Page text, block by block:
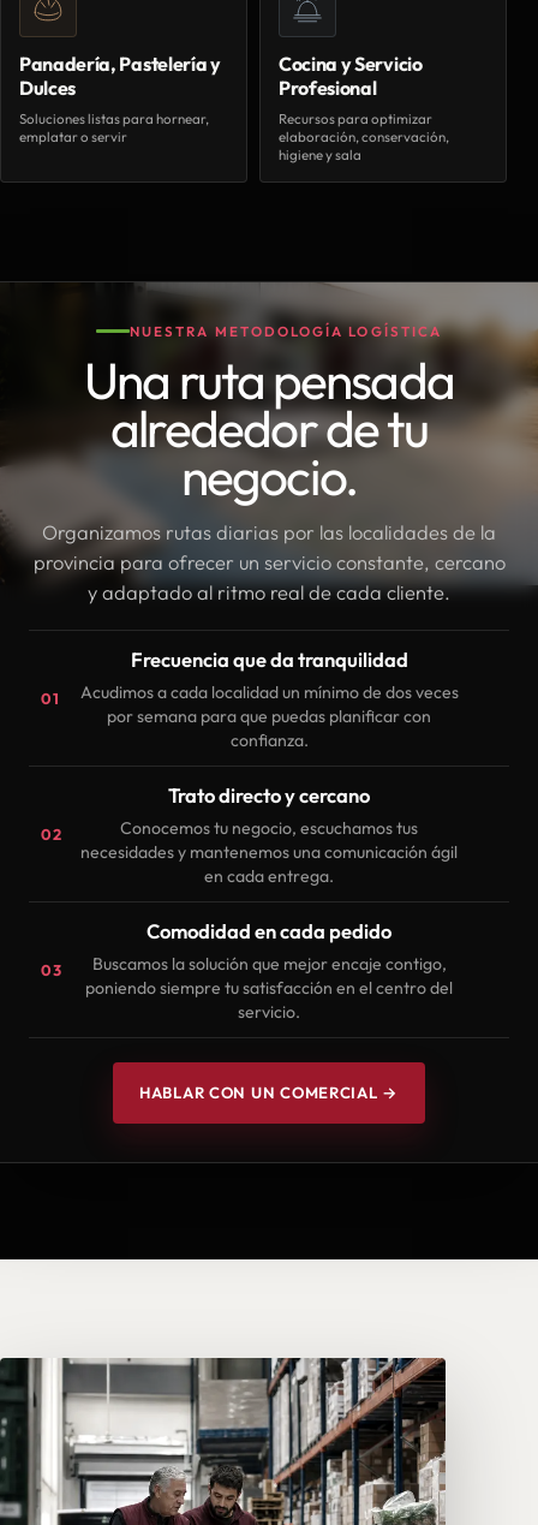
Panadería, Pastelería y
Dulces
Soluciones listas para hornear,
emplatar o servir
Cocina y Servicio
Profesional
Recursos para optimizar
elaboración, conservación,
higiene y sala
NUESTRA METODOLOGÍA LOGÍSTICA
Una ruta pensada
alrededor de tu
negocio.
Organizamos rutas diarias por las localidades de la
provincia para ofrecer un servicio constante, cercano
y adaptado al ritmo real de cada cliente.
01
Frecuencia que da tranquilidad
Acudimos a cada localidad un mínimo de dos veces
por semana para que puedas planificar con
confianza.
02
Trato directo y cercano
Conocemos tu negocio, escuchamos tus
necesidades y mantenemos una comunicación ágil
en cada entrega.
03
Comodidad en cada pedido
Buscamos la solución que mejor encaje contigo,
poniendo siempre tu satisfacción en el centro del
servicio.
HABLAR CON UN COMERCIAL →